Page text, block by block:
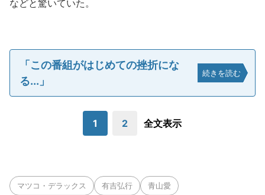
などと驚いていた。
「この番組がはじめての挫折にな
る...」
続きを読む
1 2 全文表示
マツコ・デラックス 有吉弘行 青山愛